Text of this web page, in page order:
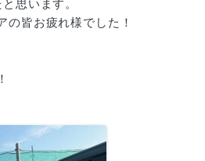
思います。
の皆お疲れ様でした！